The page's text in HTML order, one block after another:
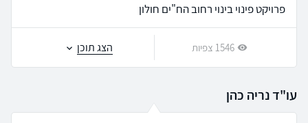
פרויקט פינוי בינוי רחוב הח"ים חולון
1546 צפיות הצג תוכן
עו"ד נריה כהן